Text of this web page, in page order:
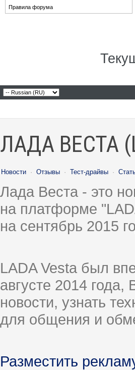
Правила форума
ЛАДА ВЕСТА
Новости · Отзывы · Тест-драйвы ·
Лада Веста - это
на платформе
на сентябрь 2015
LADA Vesta был
августе 2014
новости, узнать
для общения и
Разместить